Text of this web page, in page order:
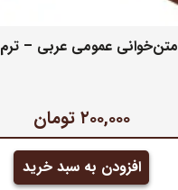
متن‌خوانی عمومی عربی – ترم 3
۲۰۰,۰۰۰ تومان
افزودن به سبد خرید